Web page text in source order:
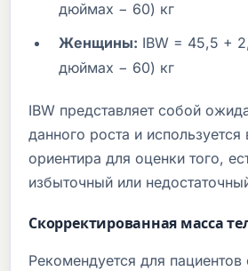
дюймах − 60) кг
Женщины: IBW = 45,5 +
дюймах − 60) кг
IBW представляет собой
данного роста и используется
ориентира для оценки того,
избыточный или
Скорректированная масса
Рекомендуется для